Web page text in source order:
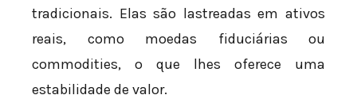
tradicionais. Elas são lastreadas em ativos
reais, como moedas fiduciárias ou
commodities, o que lhes oferece uma
estabilidade de valor.